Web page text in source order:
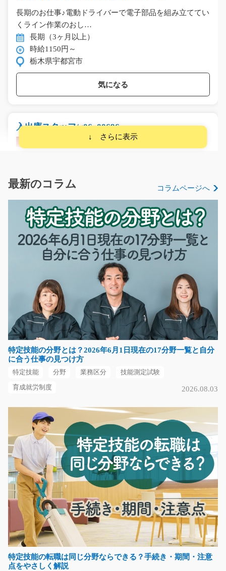
長期のお仕事♪電動ドライバーで電子部品を組み立ててい
くライン作業のおし…
長期（3ヶ月以上）
時給1150円～
栃木県宇都宮市
気になる
入出庫スタッフ/g06_00696
長期（3ヶ月以上）
京都府京都市右京区
気になる
介護施設内での調理/y03_01370
老人ホームでの調理のお仕事になります。施設も出来て
まだ１年ほどで綺麗…
長期（3ヶ月以上）
時給1150円
福岡県糟屋郡篠栗町
気になる
糸の加工やデータ入力、試作品の作成業務/g04_02
急募
未経験の方も大歓迎！ガッツリ稼げる高時給！ 糸の加工
やデータ入力、試作…
長期（3ヶ月以上）
時給1750円～時給2188円
滋賀県東近江市
気になる
工場内板金作業、バリ取りや加工補助/y02_00767
最新のコラム コラムページへ
特定技能の分野とは？2026年6月1日現在の17分野一覧と自分
に合う仕事の見つけ方
特定技能 分野 業務区分 技能測定試験
育成就労制度 2026.08.03
特定技能の転職は同じ分野ならできる？手続き・期間・注意
点をやさしく解説